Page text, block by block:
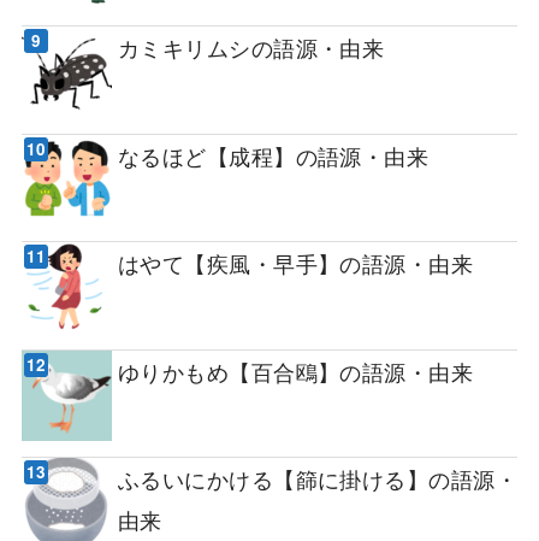
カミキリムシの語源・由来
なるほど【成程】の語源・由来
はやて【疾風・早手】の語源・由来
ゆりかもめ【百合鴎】の語源・由来
ふるいにかける【篩に掛ける】の語源・
由来